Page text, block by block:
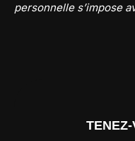
personnelle s’impose